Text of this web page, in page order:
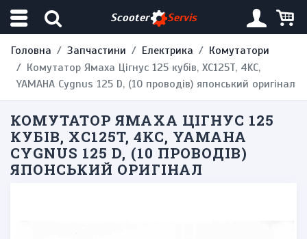
Scooter Servis
Головна Запчастини Електрика
Комутатори
Комутатор Ямаха Цігнус 125 кубів, XC125T, 4KC,
YAMAHA Cygnus 125 D, (10 проводів) японський оригінал
КОМУТАТОР ЯМАХА ЦІГНУС 125
КУБІВ, XC125T, 4KC, YAMAHA
CYGNUS 125 D, (10 ПРОВОДІВ)
ЯПОНСЬКИЙ ОРИГІНАЛ